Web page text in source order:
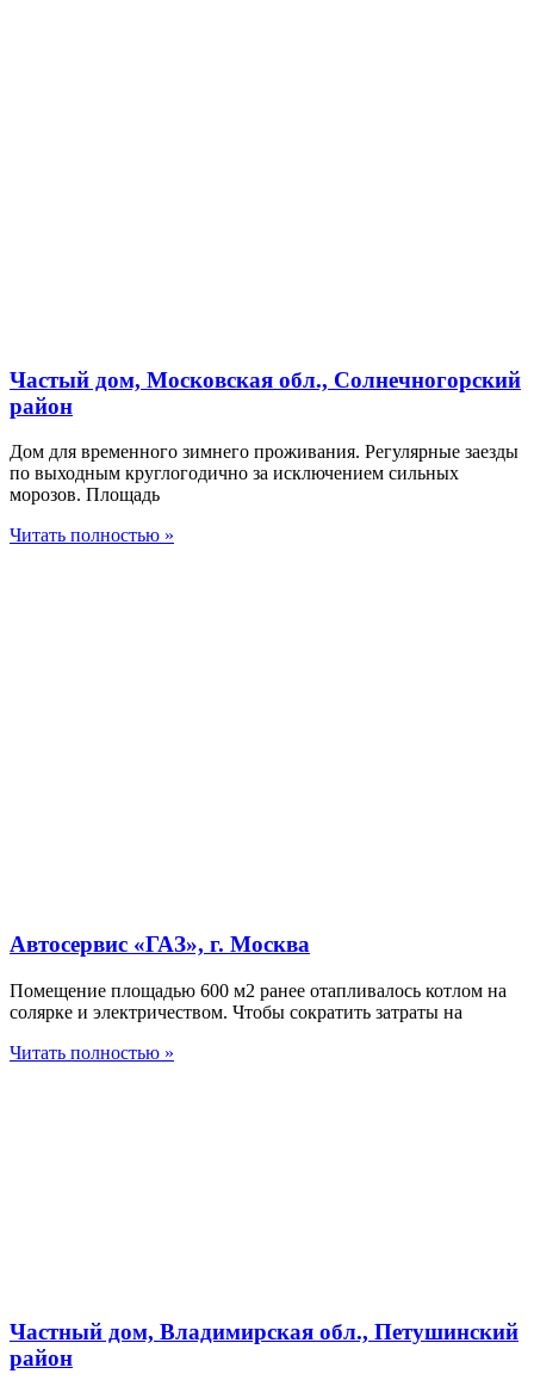
Частый дом, Московская обл., Солнечногорский
район
Дом для временного зимнего проживания. Регулярные заезды
по выходным круглогодично за исключением сильных
морозов. Площадь
Читать полностью »
Автосервис «ГАЗ», г. Москва
Помещение площадью 600 м2 ранее отапливалось котлом на
солярке и электричеством. Чтобы сократить затраты на
Читать полностью »
Частный дом, Владимирская обл., Петушинский
район